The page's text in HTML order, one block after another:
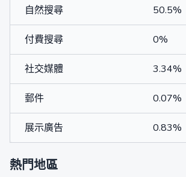
自然搜尋 50.5%
付費搜尋 0%
社交媒體 3.34%
郵件 0.07%
展示廣告 0.83%
熱門地區